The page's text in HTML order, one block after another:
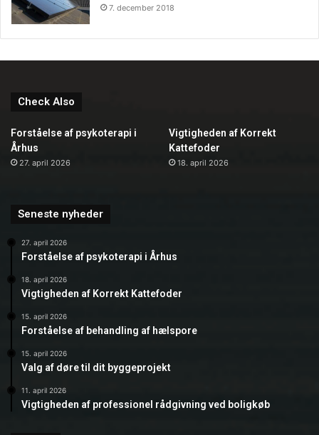
7. december 2018
Check Also
Forståelse af psykoterapi i
Århus
27. april 2026
Vigtigheden af Korrekt
Kattefoder
18. april 2026
Seneste nyheder
27. april 2026
Forståelse af psykoterapi i Århus
18. april 2026
Vigtigheden af Korrekt Kattefoder
15. april 2026
Forståelse af behandling af hælspore
15. april 2026
Valg af døre til dit byggeprojekt
11. april 2026
Vigtigheden af professionel rådgivning ved boligkøb